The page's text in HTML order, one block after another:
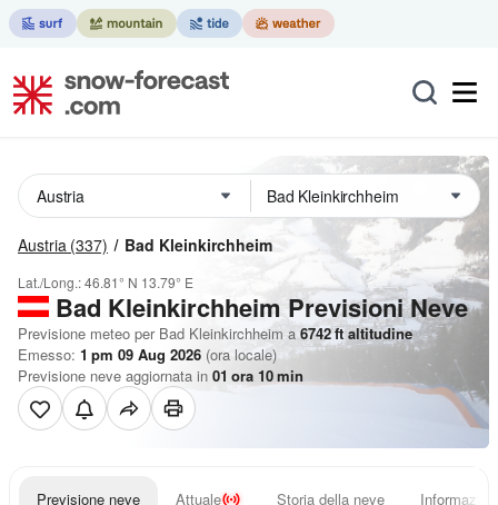
Austria (337) Bad Kleinkirchheim
Lat./Long.:46.81° N 13.79° E
Bad Kleinkirchheim Previsioni Neve
Previsione meteo per Bad Kleinkirchheim a 6742ftaltitudine
Emesso: 1 pm 09 Aug 2026 (ora locale)
Previsione neve aggiornata in 01 ora 10min
Previsione neve Attuale Storia della neve